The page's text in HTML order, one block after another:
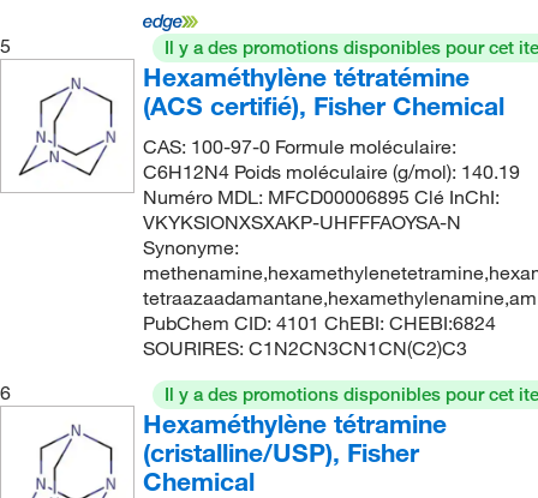
5 Il y a des promotions disponibles pour cet
Hexaméthylène tétratémine
(ACS certifié), Fisher Chemical
CAS: 100-97-0 Formule moléculaire:
C6H12N4 Poids moléculaire (g/mol): 140.19
Numéro MDL: MFCD00006895 Clé InChI:
VKYKSIONXSXAKP-UHFFFAOYSA-N
Synonyme:
PubChem CID: 4101 ChEBI: CHEBI:6824
SOURIRES: C1N2CN3CN1CN(C2)C3
6
Il y a des promotions disponibles pour cet
Hexaméthylène tétramine
(cristalline/USP), Fisher
Chemical